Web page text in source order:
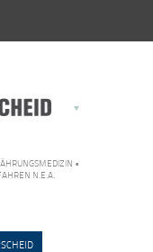
•
N.E.A.